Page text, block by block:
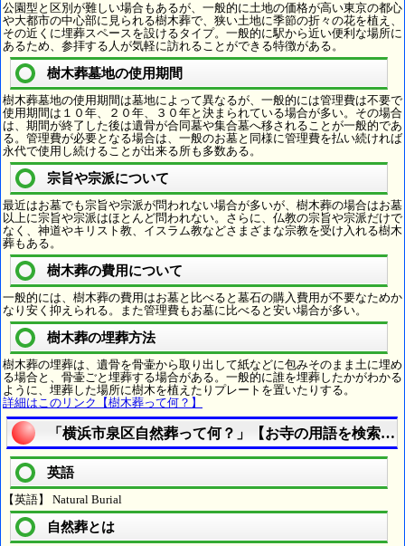
公園型と区別が難しい場合もあるが、一般的に土地の価格が高い東京の都心
や大都市の中心部に見られる樹木葬で、狭い土地に季節の折々の花を植え、
その近くに埋葬スペースを設けるタイプ。一般的に駅から近い便利な場所に
あるため、参拝する人が気軽に訪れることができる特徴がある。
樹木葬墓地の使用期間
樹木葬墓地の使用期間は墓地によって異なるが、一般的には管理費は不要で
使用期間は１０年、２０年、３０年と決まられている場合が多い。その場合
は、期間が終了した後は遺骨が合同墓や集合墓へ移されることが一般的であ
る。管理費が必要となる場合は、一般のお墓と同様に管理費を払い続ければ
永代で使用し続けることが出来る所も多数ある。
宗旨や宗派について
最近はお墓でも宗旨や宗派が問われない場合が多いが、樹木葬の場合はお墓
以上に宗旨や宗派はほとんど問われない。さらに、仏教の宗旨や宗派だけで
なく、神道やキリスト教、イスラム教などさまざまな宗教を受け入れる樹木
葬もある。
樹木葬の費用について
一般的には、樹木葬の費用はお墓と比べると墓石の購入費用が不要なためか
なり安く抑えられる。また管理費もお墓に比べると安い場合が多い。
樹木葬の埋葬方法
樹木葬の埋葬は、遺骨を骨壷から取り出して紙などに包みそのまま土に埋め
る場合と、骨壷ごと埋葬する場合がある。一般的に誰を埋葬したかがわかる
ように、埋葬した場所に樹木を植えたりプレートを置いたりする。
詳細はこのリンク【樹木葬って何？】
「横浜市泉区自然葬って何？」【お寺の用語を検索す
英語
【英語】 Natural Burial
自然葬とは